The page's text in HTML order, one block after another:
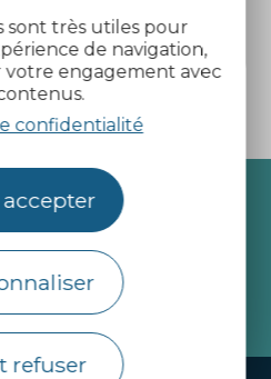
sont très utiles pour
de navigation,
votre engagement avec
confidentialité
refuser
des